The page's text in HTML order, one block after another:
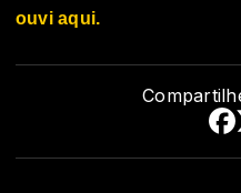
ouvi aqui.